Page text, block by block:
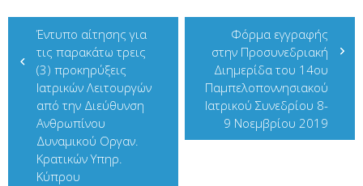
Πλοήγηση
άρθρων
Έντυπο αίτησης για
τις παρακάτω τρεις
(3) προκηρύξεις
Ιατρικών Λειτουργών
από την Διεύθυνση
Ανθρωπίνου
Δυναμικού Οργαν.
Κρατικών Υπηρ.
Κύπρου
Φόρμα εγγραφής
στην Προσυνεδριακή
Διημερίδα του 14ου
Παμπελοποννησιακού
Ιατρικού Συνεδρίου 8-
9 Νοεμβρίου 2019